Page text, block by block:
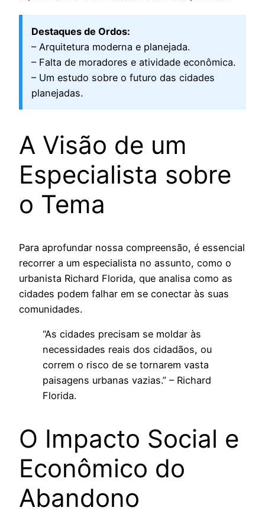
Destaques de Ordos:
– Arquitetura moderna e planejada.
– Falta de moradores e atividade econômica.
– Um estudo sobre o futuro das cidades
planejadas.
A Visão de um
Especialista sobre
o Tema
Para aprofundar nossa compreensão, é essencial
recorrer a um especialista no assunto, como o
urbanista Richard Florida, que analisa como as
cidades podem falhar em se conectar às suas
comunidades.
“As cidades precisam se moldar às
necessidades reais dos cidadãos, ou
correm o risco de se tornarem vasta
paisagens urbanas vazias.” – Richard
Florida.
O Impacto Social e
Econômico do
Abandono